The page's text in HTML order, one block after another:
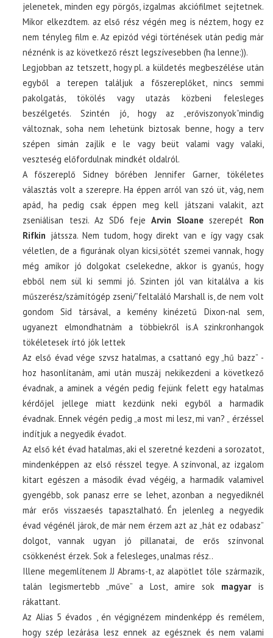
jelenetek, minden egy pörgős, izgalmas akciófilmet sejtetnek.
Mikor elkezdtem. az első rész végén meg is néztem, hogy ez
nem tényleg film e. Az epizód végi történések után pedig már
néznénk is az következő részt legszívesebben (ha lenne:)).
Legjobban az tetszett, hogy pl. a küldetés megbeszélése után
egyből a terepen találjuk a főszereplőket, nincs semmi
pakolgatás, tökölés vagy utazás közbeni felesleges
beszélgetés. Szintén jó, hogy az „erőviszonyok”mindig
változnak, soha nem lehetünk biztosak benne, hogy a terv
szépen simán zajlik e le vagy beüt valami vagy valaki,
veszteség előfordulnak mindkét oldalról.
A főszereplő Sidney bőrében Jennifer Garner, tökéletes
választás volt a szerepre. Ha éppen arról van szó üt, vág, nem
apád, ha pedig csak éppen meg kell játszani valakit, azt
zseniálisan teszi. Az SD6 fejeArvin Sloane szerepét Ron
Rifkin játssza. Nem tudom, hogy direkt van e így vagy csak
véletlen, de a figurának olyan kicsi,sötét szemei vannak, hogy
még amikor jó dolgokat cselekedne, akkor is gyanús, hogy
ebből nem sül ki semmi jó. Szinten jól van kitalálva a kis
műszerész/számítógép zseni/”feltaláló Marshall is, de nem volt
gondom Sid társával, a kemény kinézetű Dixon-nal sem,
ugyanezt elmondhatnám a többiekről is.A szinkronhangok
tökéletesek írtó jók lettek
Az első évad vége szvsz hatalmas, a csattanó egy „hű bazz” -
hoz hasonlítanám, ami után muszáj nekikezdeni a következő
évadnak, a aminek a végén pedig fejünk felett egy hatalmas
kérdőjel jellege miatt kezdünk neki egyből a harmadik
évadnak. Ennek végén pedig „a most mi lesz, mi van? „ érzéssel
indítjuk a negyedik évadot.
Az első két évad hatalmas, aki el szeretné kezdeni a sorozatot,
mindenképpen az első résszel tegye. A színvonal, az izgalom
kitart egészen a második évad végéig, a harmadik valamivel
gyengébb, sok panasz erre se lehet, azonban a negyediknél
már erős visszaesés tapasztalható. Én jelenleg a negyedik
évad végénél járok, de már nem érzem azt az „hát ez odabasz”
dolgot, vannak ugyan jó pillanatai, de erős színvonal
csökkenést érzek. Sok a felesleges, unalmas rész..
Illene megemlítenem JJ Abrams-t, az alapötlet tőle származik,
talán legismertebb „műve” a Lost, amire sok magyaris
rákattant.
Az Alias 5 évados , én végignézem mindenképp és remélem,
hogy szép lezárása lesz ennek az egésznek és nem valami